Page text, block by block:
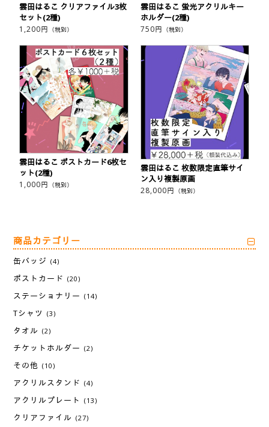
雲田はるこ クリアファイル3枚
セット(2種)
1,200円 （税別）
雲田はるこ 蛍光アクリルキー
ホルダー(2種)
750円 （税別）
雲田はるこ ポストカード6枚セ
ット(2種)
1,000円 （税別）
雲田はるこ 枚数限定直筆サイ
ン入り複製原画
28,000円 （税別）
商品カテゴリー
缶バッジ (4)
ポストカード (20)
ステーショナリー (14)
Tシャツ (3)
タオル (2)
チケットホルダー (2)
その他 (10)
アクリルスタンド (4)
アクリルプレート (13)
クリアファイル (27)